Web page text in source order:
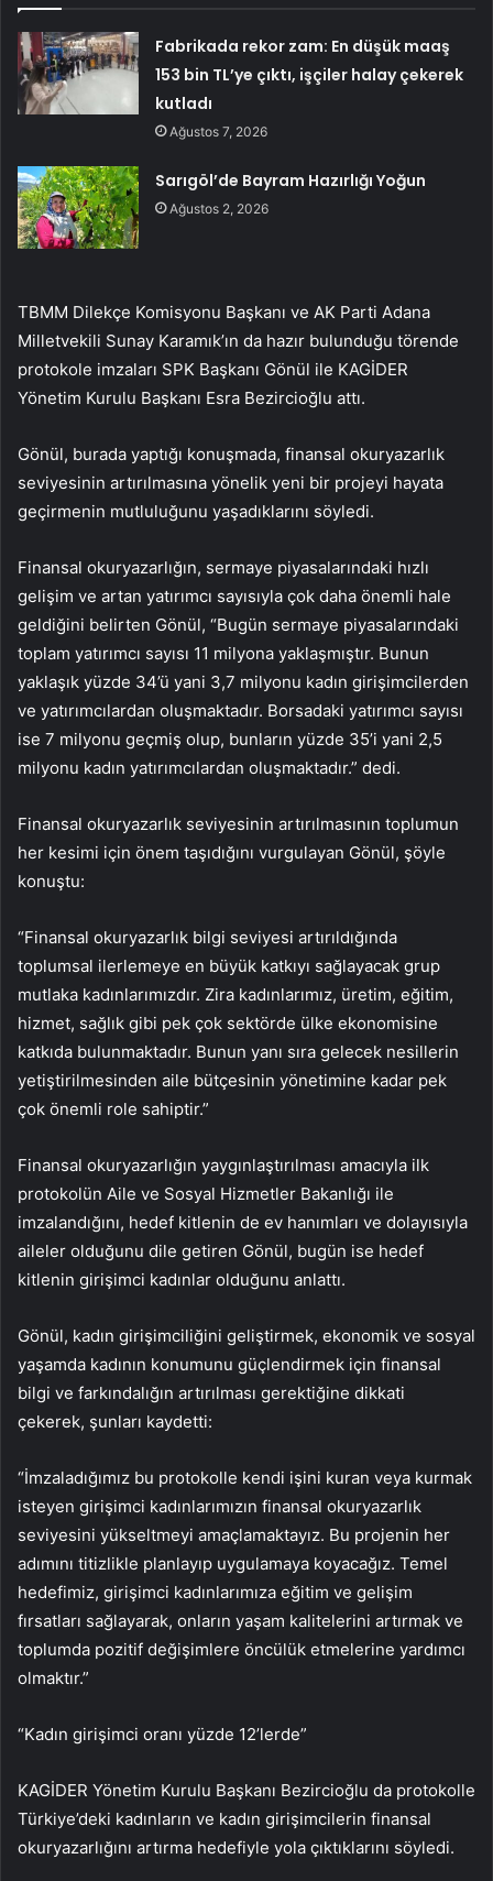
Fabrikada rekor zam: En düşük maaş
153 bin TL’ye çıktı, işçiler halay çekerek
kutladı
Ağustos 7, 2026
Sarıgöl’de Bayram Hazırlığı Yoğun
Ağustos 2, 2026
TBMM Dilekçe Komisyonu Başkanı ve AK Parti Adana
Milletvekili Sunay Karamık’ın da hazır bulunduğu törende
protokole imzaları SPK Başkanı Gönül ile KAGİDER
Yönetim Kurulu Başkanı Esra Bezircioğlu attı.
Gönül, burada yaptığı konuşmada, finansal okuryazarlık
seviyesinin artırılmasına yönelik yeni bir projeyi hayata
geçirmenin mutluluğunu yaşadıklarını söyledi.
Finansal okuryazarlığın, sermaye piyasalarındaki hızlı
gelişim ve artan yatırımcı sayısıyla çok daha önemli hale
geldiğini belirten Gönül, “Bugün sermaye piyasalarındaki
toplam yatırımcı sayısı 11 milyona yaklaşmıştır. Bunun
yaklaşık yüzde 34’ü yani 3,7 milyonu kadın girişimcilerden
ve yatırımcılardan oluşmaktadır. Borsadaki yatırımcı sayısı
ise 7 milyonu geçmiş olup, bunların yüzde 35’i yani 2,5
milyonu kadın yatırımcılardan oluşmaktadır.” dedi.
Finansal okuryazarlık seviyesinin artırılmasının toplumun
her kesimi için önem taşıdığını vurgulayan Gönül, şöyle
konuştu:
“Finansal okuryazarlık bilgi seviyesi artırıldığında
toplumsal ilerlemeye en büyük katkıyı sağlayacak grup
mutlaka kadınlarımızdır. Zira kadınlarımız, üretim, eğitim,
hizmet, sağlık gibi pek çok sektörde ülke ekonomisine
katkıda bulunmaktadır. Bunun yanı sıra gelecek nesillerin
yetiştirilmesinden aile bütçesinin yönetimine kadar pek
çok önemli role sahiptir.”
Finansal okuryazarlığın yaygınlaştırılması amacıyla ilk
protokolün Aile ve Sosyal Hizmetler Bakanlığı ile
imzalandığını, hedef kitlenin de ev hanımları ve dolayısıyla
aileler olduğunu dile getiren Gönül, bugün ise hedef
kitlenin girişimci kadınlar olduğunu anlattı.
Gönül, kadın girişimciliğini geliştirmek, ekonomik ve sosyal
yaşamda kadının konumunu güçlendirmek için finansal
bilgi ve farkındalığın artırılması gerektiğine dikkati
çekerek, şunları kaydetti:
“İmzaladığımız bu protokolle kendi işini kuran veya kurmak
isteyen girişimci kadınlarımızın finansal okuryazarlık
seviyesini yükseltmeyi amaçlamaktayız. Bu projenin her
adımını titizlikle planlayıp uygulamaya koyacağız. Temel
hedefimiz, girişimci kadınlarımıza eğitim ve gelişim
fırsatları sağlayarak, onların yaşam kalitelerini artırmak ve
toplumda pozitif değişimlere öncülük etmelerine yardımcı
olmaktır.”
“Kadın girişimci oranı yüzde 12’lerde”
KAGİDER Yönetim Kurulu Başkanı Bezircioğlu da protokolle
Türkiye’deki kadınların ve kadın girişimcilerin finansal
okuryazarlığını artırma hedefiyle yola çıktıklarını söyledi.